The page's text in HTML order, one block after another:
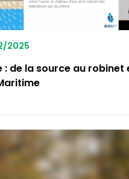
2025
: de la source au robinet